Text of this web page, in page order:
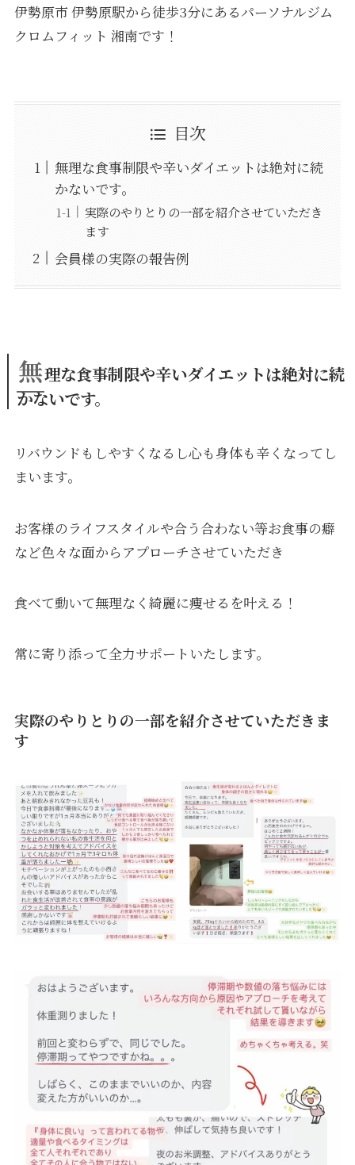
伊勢原市 伊勢原駅から徒歩3分にあるパーソナルジム
クロムフィット 湘南です！
目次
無理な食事制限や辛いダイエットは絶対に続
かないです。
実際のやりとりの一部を紹介させていただき
ます
会員様の実際の報告例
無理な食事制限や辛いダイエットは絶対に続
かないです。
リバウンドもしやすくなるし心も身体も辛くなってし
まいます。
お客様のライフスタイルや合う合わない等お食事の癖
など色々な面からアプローチさせていただき
食べて動いて無理なく綺麗に痩せるを叶える！
常に寄り添って全力サポートいたします。
実際のやりとりの一部を紹介させていただきま
す